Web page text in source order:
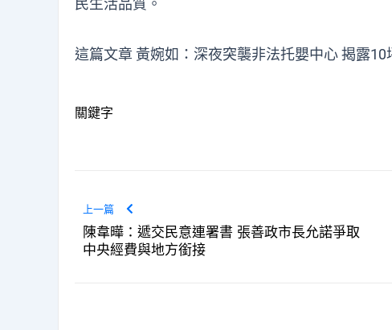
這篇文章 黃婉如：深夜突襲非法托嬰中心 揭露
關鍵字
上一篇
陳韋曄：遞交民意連署書 張善政市長允諾爭取
中央經費與地方銜接